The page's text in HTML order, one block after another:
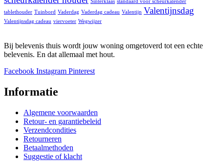
Sinterklaas standaard voor scheurkalender
tablethouder Tuinbord Vaderdag Vaderdag cadeau Valentijn Valentijnsdag
Valentijnsdag cadeau viervoeter Wegwijzer
Bij belevenis thuis wordt jouw woning omgetoverd tot een echte
belevenis. En dat allemaal met hout.
Facebook Instagram Pinterest
Informatie
Algemene voorwaarden
Retour- en garantiebeleid
Verzendcondities
Retourneren
Betaalmethoden
Suggestie of klacht